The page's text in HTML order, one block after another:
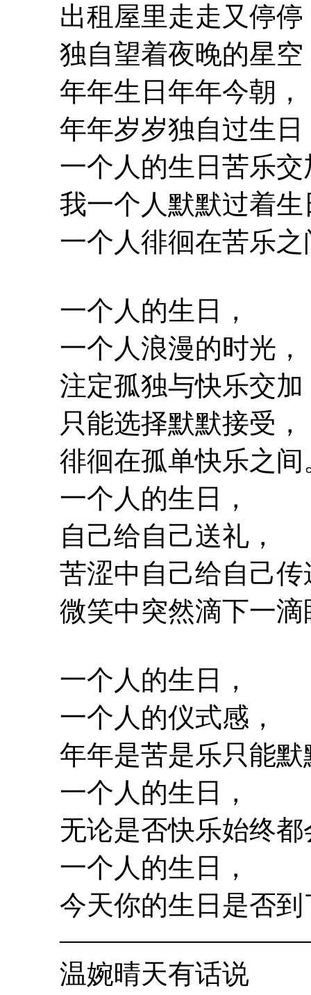
出租屋里走走又停停
独自望着夜晚的星空
年年生日年年今朝，
年年岁岁独自过生日
一个人的生日苦乐交
我一个人默默过着生
一个人徘徊在苦乐之
一个人的生日，
一个人浪漫的时光，
注定孤独与快乐交加
只能选择默默接受，
徘徊在孤单快乐之间
一个人的生日，
自己给自己送礼，
苦涩中自己给自己传
微笑中突然滴下一滴
一个人的生日，
一个人的仪式感，
年年是苦是乐只能默
一个人的生日，
无论是否快乐始终都
一个人的生日，
今天你的生日是否到
温婉晴天有话说